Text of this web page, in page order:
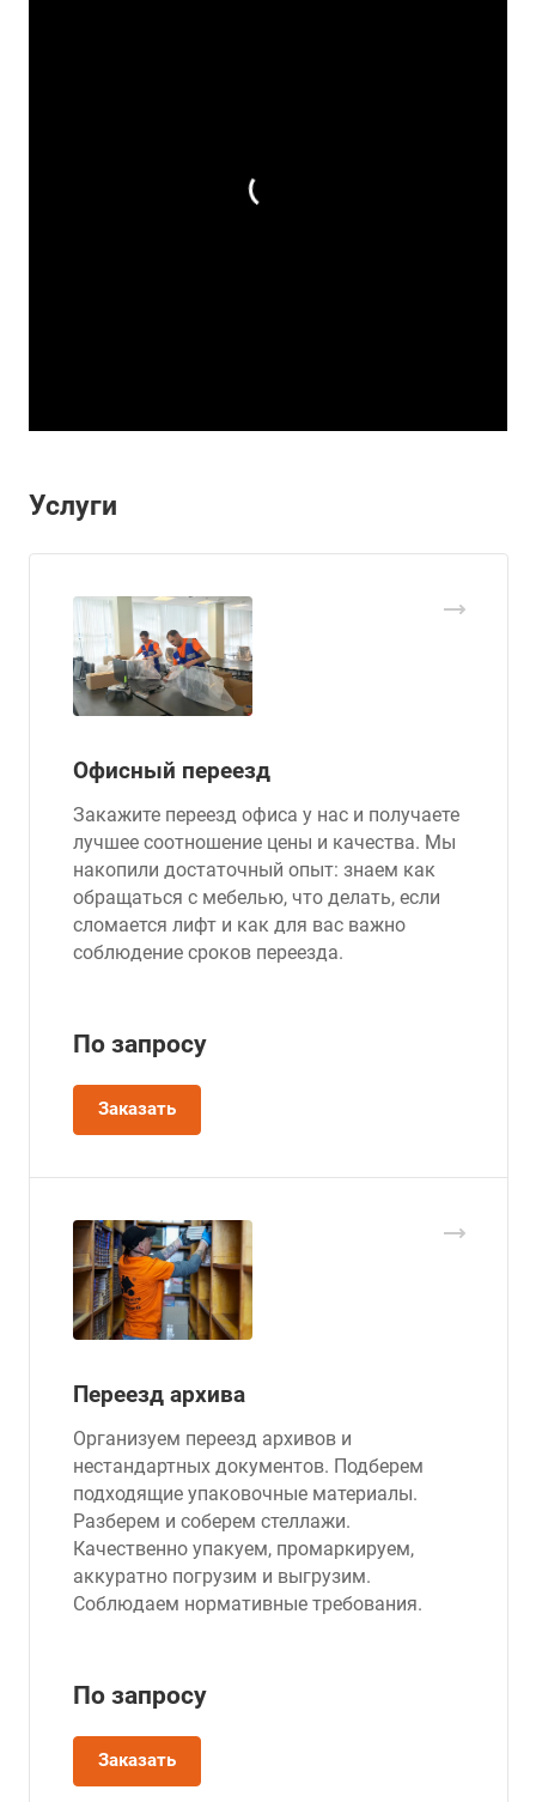
Услуги
Офисный переезд
Закажите переезд офиса у нас и получаете
лучшее соотношение цены и качества. Мы
накопили достаточный опыт: знаем как
обращаться с мебелью, что делать, если
сломается лифт и как для вас важно
соблюдение сроков переезда.
По запросу
Заказать
Переезд архива
Организуем переезд архивов и
нестандартных документов. Подберем
подходящие упаковочные материалы.
Разберем и соберем стеллажи.
Качественно упакуем, промаркируем,
аккуратно погрузим и выгрузим.
Соблюдаем нормативные требования.
По запросу
Заказать